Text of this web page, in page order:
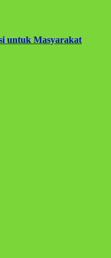
untuk Masyarakat